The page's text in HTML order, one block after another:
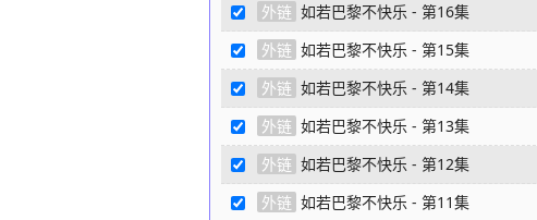
外链 如若巴黎不快乐 - 第16集
外链 如若巴黎不快乐 - 第15集
外链 如若巴黎不快乐 - 第14集
外链 如若巴黎不快乐 - 第13集
外链 如若巴黎不快乐 - 第12集
外链 如若巴黎不快乐 - 第11集